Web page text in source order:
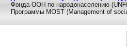
Фонда ООН по народонаселению
Программы MOST (Management of